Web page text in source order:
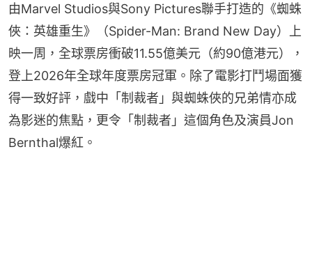
由Marvel Studios與Sony Pictures聯手打造的《蜘蛛
俠：英雄重生》（Spider-Man: Brand New Day）上
映一周，全球票房衝破11.55億美元（約90億港元），
登上2026年全球年度票房冠軍。除了電影打鬥場面獲
得一致好評，戲中「制裁者」與蜘蛛俠的兄弟情亦成
為影迷的焦點，更令「制裁者」這個角色及演員Jon
Bernthal爆紅。